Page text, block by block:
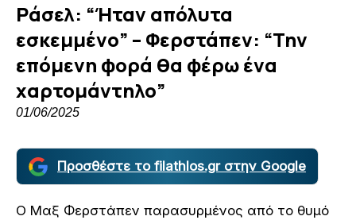
Ράσελ: “Ήταν απόλυτα
εσκεμμένο” – Φερστάπεν: “Την
επόμενη φορά θα φέρω ένα
χαρτομάντηλο”
01/06/2025
Προσθέστε το filathlos.gr στην Google
Ο Μαξ Φερστάπεν παρασυρμένος από το θυμό